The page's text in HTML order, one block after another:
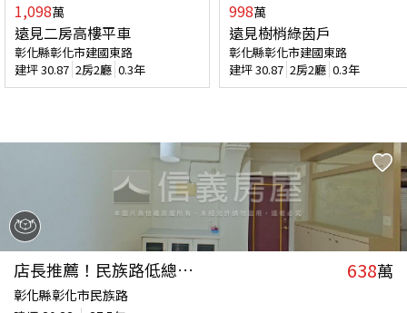
1,098萬
遠見二房高樓平車
彰化縣彰化市建國東路
建坪30.87 2房2廳 0.3年
998萬
遠見樹梢綠茵戶
彰化縣彰化市建國東路
建坪30.87 2房2廳 0.3年
店長推薦！民族路低總三房 638萬
彰化縣彰化市民族路